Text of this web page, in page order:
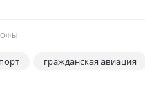
гражданская авиация